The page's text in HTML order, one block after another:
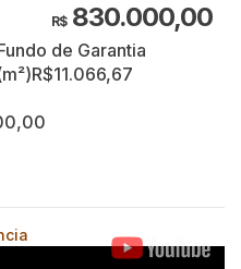
R$830.000,00
de Garantia
R$11.066,67